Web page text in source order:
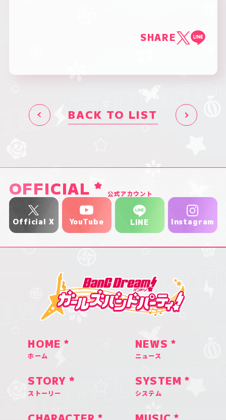
SHARE
BACK TO LIST
OFFICIAL 公式アカウント
Official X YouTube LINE Instagram
HOME
ホーム
NEWS
ニュース
STORY
ストーリー
SYSTEM
システム